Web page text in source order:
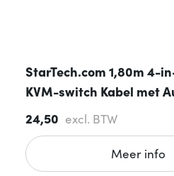
StarTech.com 1,80m 4-
KVM-switch Kabel met
24,50 excl. BTW
Meer info